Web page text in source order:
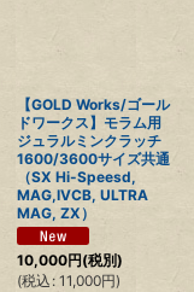
【GOLD Works/ゴール
ドワークス】モラム用
ジュラルミンクラッチ
1600/3600サイズ共通
（SX Hi-Speesd,
MAG,IVCB, ULTRA
MAG, ZX）
10,000円(税別)
(税込 : 11,000円)